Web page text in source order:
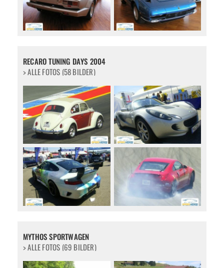
RECARO TUNING DAYS 2004
> ALLE FOTOS (58 BILDER)
MYTHOS SPORTWAGEN
> ALLE FOTOS (69 BILDER)